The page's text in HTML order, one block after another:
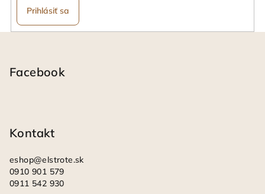
Prihlásiť sa
Facebook
Kontakt
eshop@elstrote.sk
0910 901 579
0911 542 930